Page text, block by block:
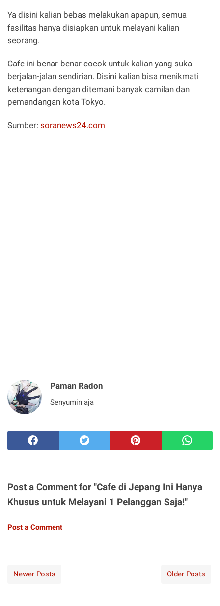
Ya disini kalian bebas melakukan apapun, semua
fasilitas hanya disiapkan untuk melayani kalian
seorang.
Cafe ini benar-benar cocok untuk kalian yang suka
berjalan-jalan sendirian. Disini kalian bisa menikmati
ketenangan dengan ditemani banyak camilan dan
pemandangan kota Tokyo.
Sumber: soranews24.com
Paman Radon
Senyumin aja
Post a Comment for "Cafe di Jepang Ini Hanya
Khusus untuk Melayani 1 Pelanggan Saja!"
Post a Comment
Newer Posts Older Posts